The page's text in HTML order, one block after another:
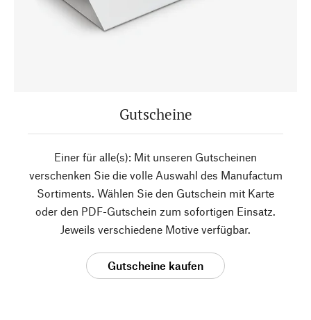
Gutscheine
Einer für alle(s): Mit unseren Gutscheinen
verschenken Sie die volle Auswahl des Manufactum
Sortiments. Wählen Sie den Gutschein mit Karte
oder den PDF-Gutschein zum sofortigen Einsatz.
Jeweils verschiedene Motive verfügbar.
Gutscheine kaufen